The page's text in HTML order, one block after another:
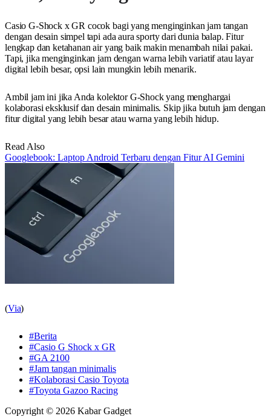
Casio G-Shock x GR cocok bagi yang menginginkan jam tangan
dengan desain simpel tapi ada aura sporty dari dunia balap. Fitur
lengkap dan ketahanan air yang baik makin menambah nilai pakai.
Tapi, jika menginginkan jam dengan warna lebih variatif atau layar
digital lebih besar, opsi lain mungkin lebih menarik.
Ambil jam ini jika Anda kolektor G-Shock yang menghargai
kolaborasi eksklusif dan desain minimalis. Skip jika butuh jam dengan
fitur digital yang lebih besar atau warna yang lebih hidup.
Read Also
Googlebook: Laptop Android Terbaru dengan Fitur AI Gemini
(Via)
#Berita
#Casio G Shock x GR
#GA 2100
#Jam tangan minimalis
#Kolaborasi Casio Toyota
#Toyota Gazoo Racing
Copyright © 2026 Kabar Gadget